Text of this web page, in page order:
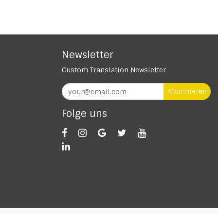
Newsletter
Custom Translation Newsletter
Abonnieren
Folge uns